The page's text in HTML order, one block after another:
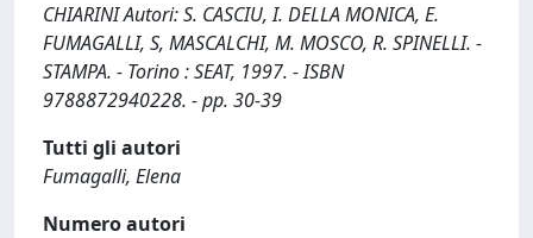
CHIARINI Autori: S. CASCIU, I. DELLA MONICA, E.
FUMAGALLI, S, MASCALCHI, M. MOSCO, R. SPINELLI. -
STAMPA. - Torino : SEAT, 1997. - ISBN
9788872940228. - pp. 30-39
Tutti gli autori
Fumagalli, Elena
Numero autori